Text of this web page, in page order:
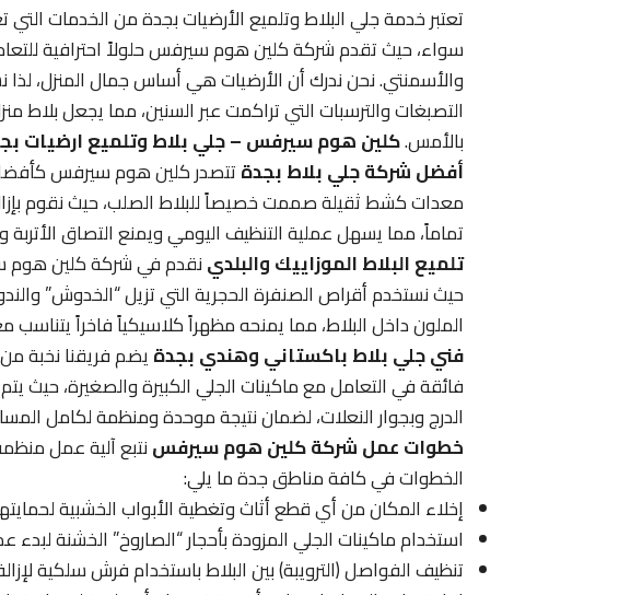
تعتبر خدمة جلي البلاط وتلميع الأرضيات بجدة من الخدمات التي
سواء، حيث تقدم شركة كلين هوم سيرفس حلولاً احترافية
والأسمنتي. نحن ندرك أن الأرضيات هي أساس جمال المنزل، لذا
التصبغات والترسبات التي تراكمت عبر السنين، مما يجعل
بالأمس.كلين هوم سيرفس – جلي بلاط وتلميع ارضيات
أفضل شركة جلي بلاط بجدةتتصدر كلين هوم سيرفس
معدات كشط ثقيلة صممت خصيصاً للبلاط الصلب، حيث نقوم
تماماً، مما يسهل عملية التنظيف اليومي ويمنع التصاق الأتربة
تلميع البلاط الموزاييك والبلدينقدم في شركة كلين هوم
حيث نستخدم أقراص الصنفرة الحجرية التي تزيل “الخدوش”
الملون داخل البلاط، مما يمنحه مظهراً كلاسيكياً فاخراً
فني جلي بلاط باكستاني وهندي بجدةيضم فريقنا نخبة
فائقة في التعامل مع ماكينات الجلي الكبيرة والصغيرة، حيث
الدرج وبجوار النعلات، لضمان نتيجة موحدة ومنظمة لكامل
خطوات عمل شركة كلين هوم سيرفسنتبع آلية عمل
الخطوات في كافة مناطق جدة ما يلي:
إخلاء المكان من أي قطع أثاث وتغطية الأبواب الخشبية
استخدام ماكينات الجلي المزودة بأحجار “الصاروخ” الخشنة
تنظيف الفواصل (الترويبة) بين البلاط باستخدام فرش سلكية